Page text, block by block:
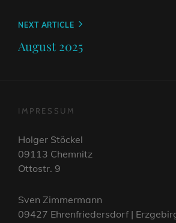
Next
NEXT ARTICLE
August 2025
IMPRESSUM
Holger Stöckel
09113 Chemnitz
Ottostr. 9
Sven Zimmermann
09427 Ehrenfriedersdorf |